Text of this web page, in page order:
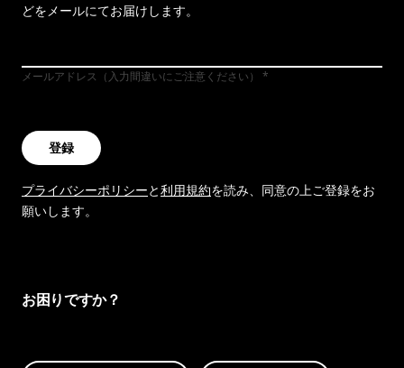
どをメールにてお届けします。
メールアドレス（入力間違いにご注意ください）
登録
プライバシーポリシーと利用規約を読み、同意の上ご登録をお
願いします。
お困りですか？